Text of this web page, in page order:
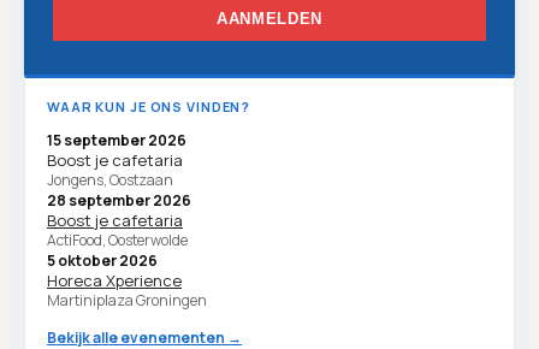
AANMELDEN
WAAR KUN JE ONS VINDEN?
15 september 2026
Boost je cafetaria
Jongens, Oostzaan
28 september 2026
Boost je cafetaria
ActiFood, Oosterwolde
5 oktober 2026
Horeca Xperience
Martiniplaza Groningen
Bekijk alle evenementen →